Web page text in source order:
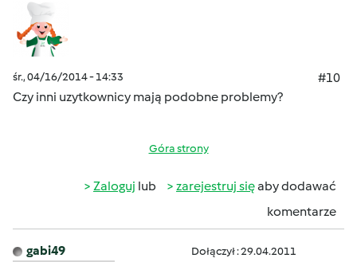
śr., 04/16/2014 - 14:33
#10
Czy inni uzytkownicy mają podobne problemy?
Góra strony
Zaloguj lub zarejestruj sięaby dodawać
komentarze
gabi49 Dołączył : 29.04.2011